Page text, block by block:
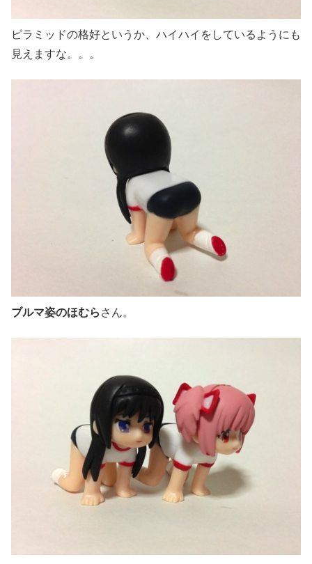
ピラミッドの格好というか、ハイハイをしているようにも
見えますな。。。
ブルマ姿のほむら さん。